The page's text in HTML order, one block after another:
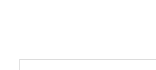
POLECANE KATEGORIE